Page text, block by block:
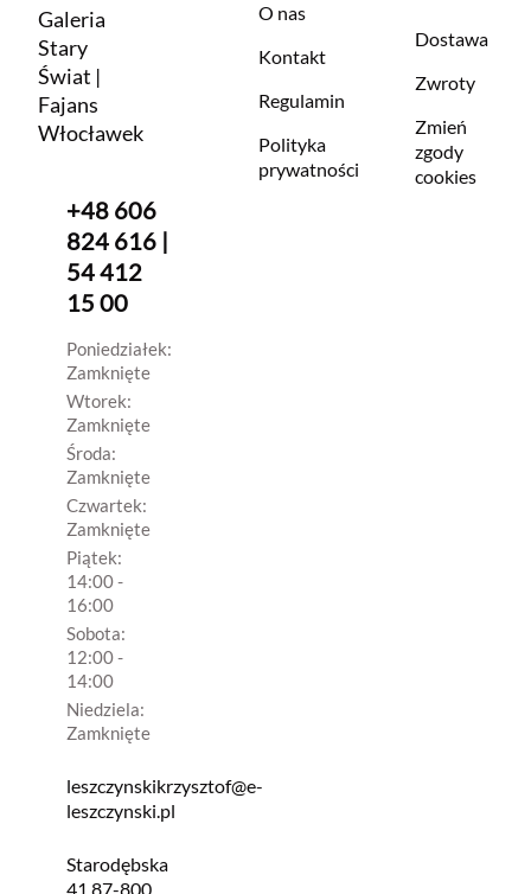
Galeria
Stary
Świat |
Fajans
Włocławek
+48 606
824 616 |
54 412
15 00
Poniedziałek:
Zamknięte
Wtorek:
Zamknięte
Środa:
Zamknięte
Czwartek:
Zamknięte
Piątek:
14:00 -
16:00
Sobota:
12:00 -
14:00
Niedziela:
Zamknięte
leszczynskikrzysztof@e-
leszczynski.pl
Starodębska
41 87-800
O nas
Kontakt
Regulamin
Polityka
prywatności
Dostawa
Zwroty
Zmień
zgody
cookies